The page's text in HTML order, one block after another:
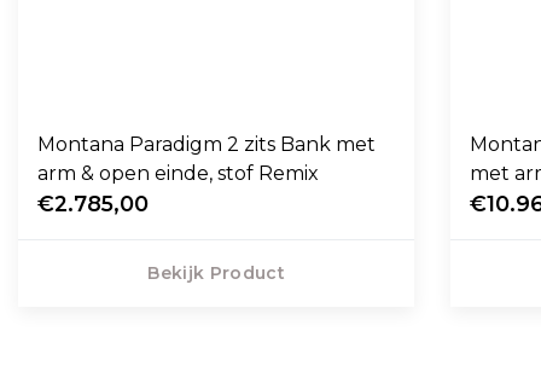
Montana Paradigm 2 zits Bank met
arm & open einde, stof Remix
€2.785,00
Bekijk Product
met